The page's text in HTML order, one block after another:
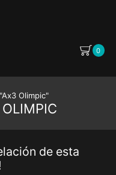
0
Olimpic"
de esta